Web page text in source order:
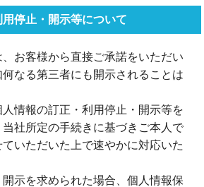
停止・開示等について
お客様から直接ご承諾をいただい
なる第三者にも開示されることは
情報の訂正・利用停止・開示等を
社所定の手続きに基づきご本人で
いただいた上で速やかに対応いた
示を求められた場合、個人情報保